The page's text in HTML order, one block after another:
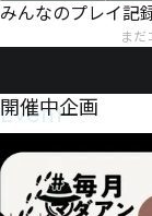
みんなのプレイ記
まだ
Event
開催中企画